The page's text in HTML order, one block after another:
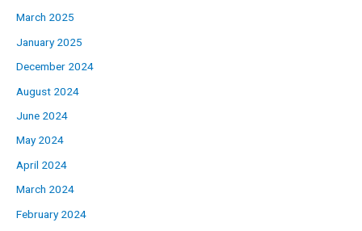
March 2025
January 2025
December 2024
August 2024
June 2024
May 2024
April 2024
March 2024
February 2024